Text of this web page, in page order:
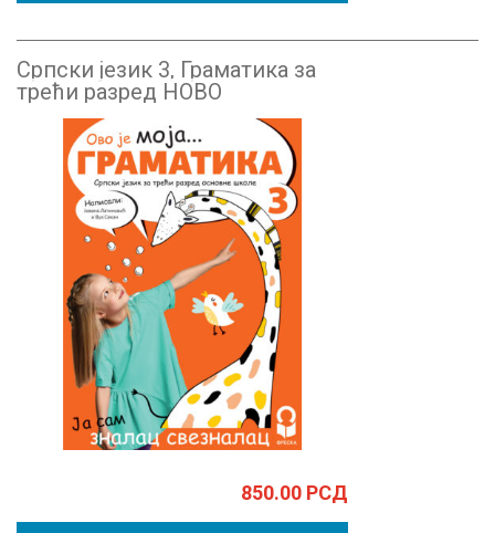
Српски језик 3, Граматика за
трећи разред НОВО
850.00 РСД